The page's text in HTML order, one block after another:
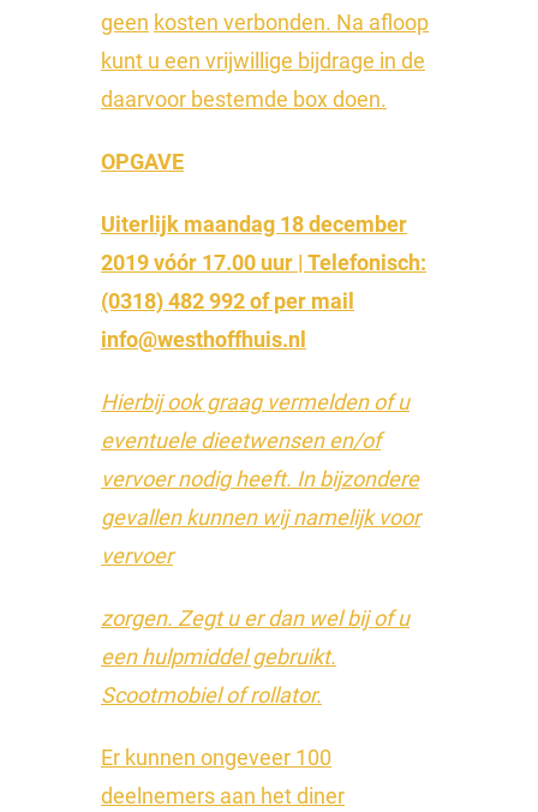
geen kosten verbonden. Na afloop
kunt u een vrijwillige bijdrage in de
daarvoor bestemde box doen.
OPGAVE
Uiterlijk maandag 18 december
2019 vóór 17.00 uur | Telefonisch:
(0318) 482 992 of per mail
info@westhoffhuis.nl
Hierbij ook graag vermelden of u
eventuele dieetwensen en/of
vervoer nodig heeft. In bijzondere
gevallen kunnen wij namelijk voor
vervoer
zorgen. Zegt u er dan wel bij of u
een hulpmiddel gebruikt.
Scootmobiel of rollator.
Er kunnen ongeveer 100
deelnemers aan het diner